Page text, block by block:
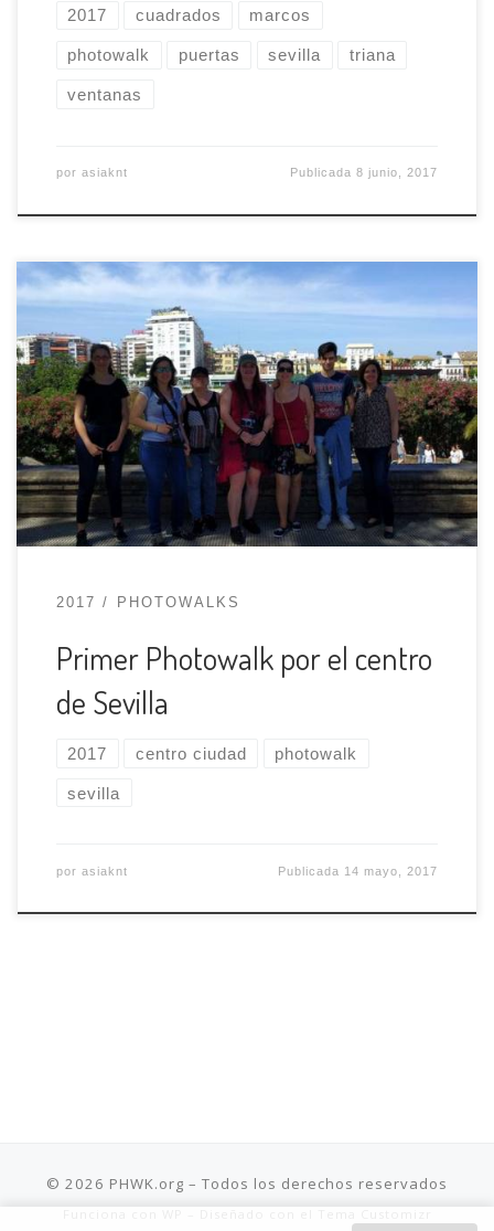
2017 cuadrados marcos
photowalk puertas sevilla triana
ventanas
por asiaknt Publicada8 junio, 2017
Este primer meetup se va a realizar el domingo
14 de mayo de 2017 a las 11:30 de la mañana y va
a consistir en un paseo fotográfico por el centro
de Sevilla. Al ser una actividad al aire libre y
habiendo una previsión del tiempo no muy
halagüeña para […]
2017 PHOTOWALKS
Primer Photowalk por el centro
de Sevilla
2017 centro ciudad photowalk
sevilla
por asiaknt Publicada 14 mayo, 2017
© 2026 PHWK.org – Todos los derechos reservados